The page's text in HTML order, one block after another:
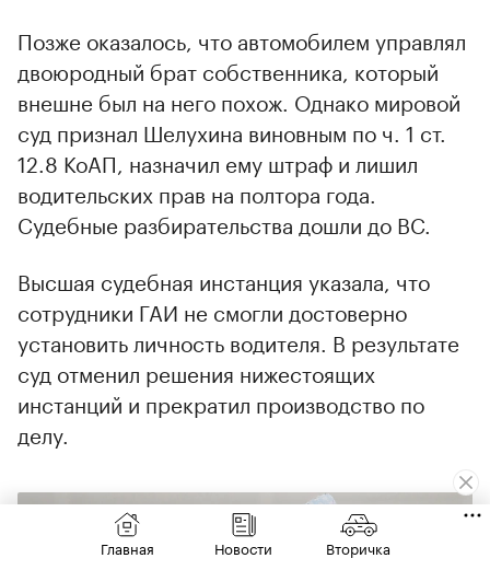
Позже оказалось, что автомобилем управлял
двоюродный брат собственника, который
внешне был на него похож. Однако мировой
суд признал Шелухина виновным по ч. 1 ст.
12.8 КоАП, назначил ему штраф и лишил
водительских прав на полтора года.
Судебные разбирательства дошли до ВС.
Высшая судебная инстанция указала, что
сотрудники ГАИ не смогли достоверно
установить личность водителя. В результате
суд отменил решения нижестоящих
инстанций и прекратил производство по
делу.
Главная Новости Вторичка